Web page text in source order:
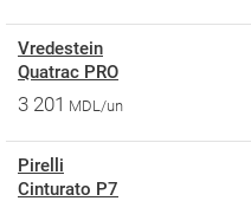
Vredestein
Quatrac PRO
3 201 MDL/un
Pirelli
Cinturato P7